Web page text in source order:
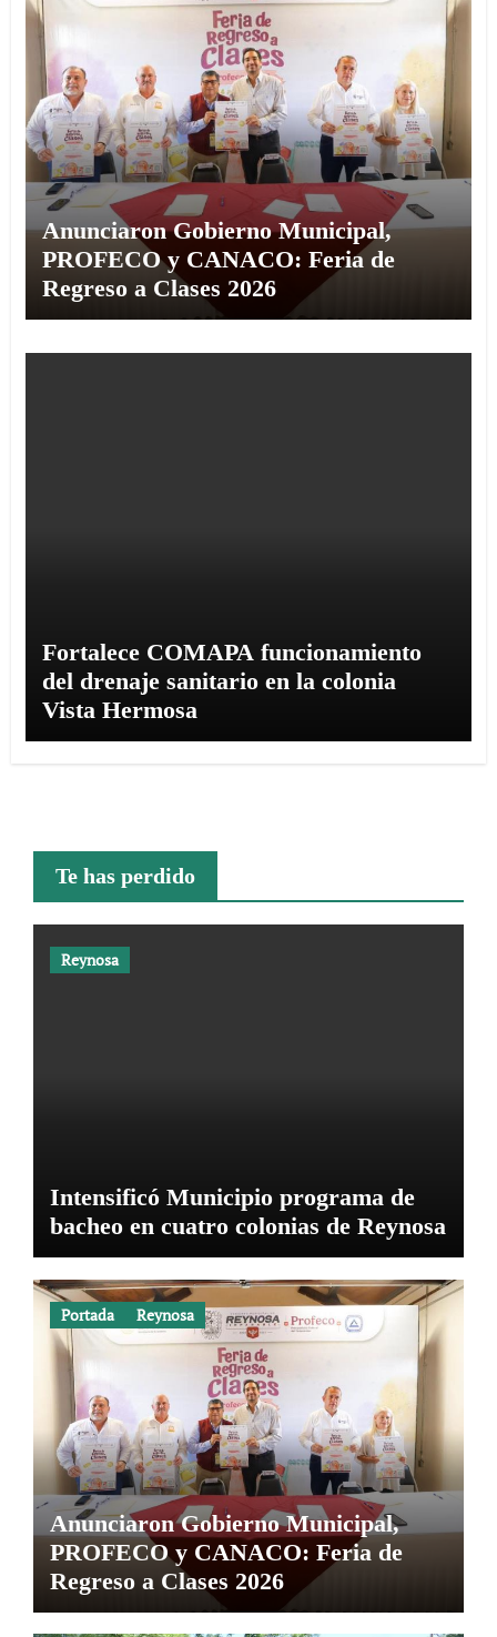
Anunciaron Gobierno Municipal,
PROFECO y CANACO: Feria de
Regreso a Clases 2026
Fortalece COMAPA funcionamiento
del drenaje sanitario en la colonia
Vista Hermosa
Te has perdido
Reynosa
Intensificó Municipio programa de
bacheo en cuatro colonias de Reynosa
Portada Reynosa
Anunciaron Gobierno Municipal,
PROFECO y CANACO: Feria de
Regreso a Clases 2026